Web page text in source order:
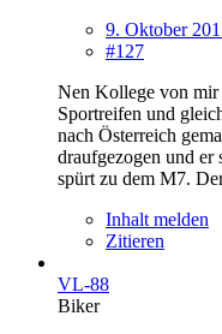
9. Oktober
#127
Nen Kollege von mir
Sportreifen und
nach Österreich
draufgezogen und er
spürt zu dem M7.
Inhalt melden
Zitieren
VL-88
Biker